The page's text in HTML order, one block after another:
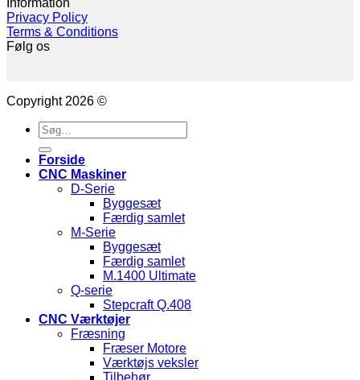
Information
Privacy Policy
Terms & Conditions
Følg os
Copyright 2026 ©
Søg
efter:
Forside
CNC Maskiner
D-Serie
Byggesæt
Færdig samlet
M-Serie
Byggesæt
Færdig samlet
M.1400 Ultimate
Q-serie
Stepcraft Q.408
CNC Værktøjer
Fræsning
Fræser Motore
Værktøjs veksler
Tilbehør